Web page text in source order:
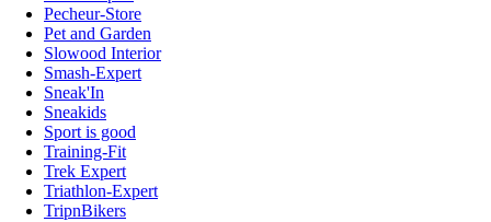
Pecheur-Store
Pet and Garden
Slowood Interior
Smash-Expert
Sneak'In
Sneakids
Sport is good
Training-Fit
Trek Expert
Triathlon-Expert
TripnBikers